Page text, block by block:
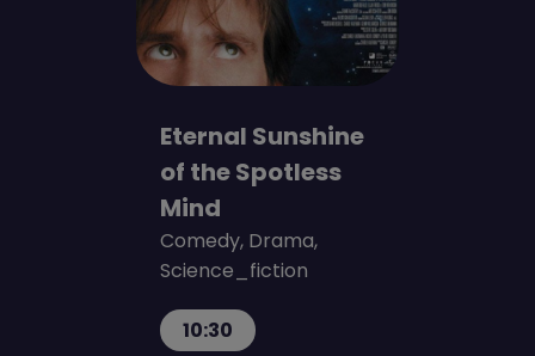
Eternal Sunshine
of the Spotless
Mind
Comedy, Drama,
Science_fiction
10:30